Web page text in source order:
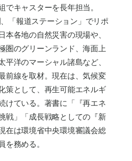
でキャスターを長年担当。
「報道ステーション」でリポ
本各地の自然災害の現場や、
圏のグリーンランド、海面上
洋のマーシャル諸島など、
前線を取材。現在は、気候変
策として、再生可能エネルギ
けている。著書に「『再エネ
」「成長戦略としての『新
在は環境省中央環境審議会総
務める。